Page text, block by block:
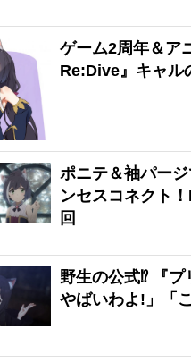
ゲーム2周年＆ア
Re:Dive』キャル
ポニテ＆袖パー
ンセスコネクト
回
野生の公式⁉ 『
やばいわよ!」「